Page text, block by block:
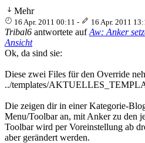
Mehr
16 Apr. 2011 00:11 - 16 Apr. 2011
Tribal6 antwortete aufAw: Anker
Ansicht
Ok, da sind sie:
Diese zwei Files für den Override
../templates/
Die zeigen dir in einer Kategorie-
Menu/Toolbar an, mit Anker zu den
Toolbar wird per Voreinstellung ab
aber gerändert werden.